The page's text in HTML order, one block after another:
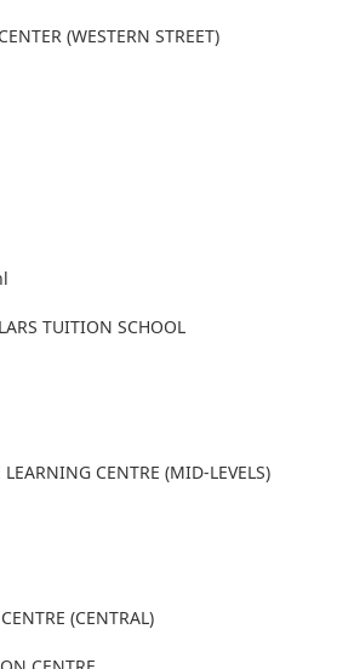
(WESTERN STREET)
TUITION SCHOOL
LEARNING CENTRE (MID-LEVELS)
(CENTRAL)